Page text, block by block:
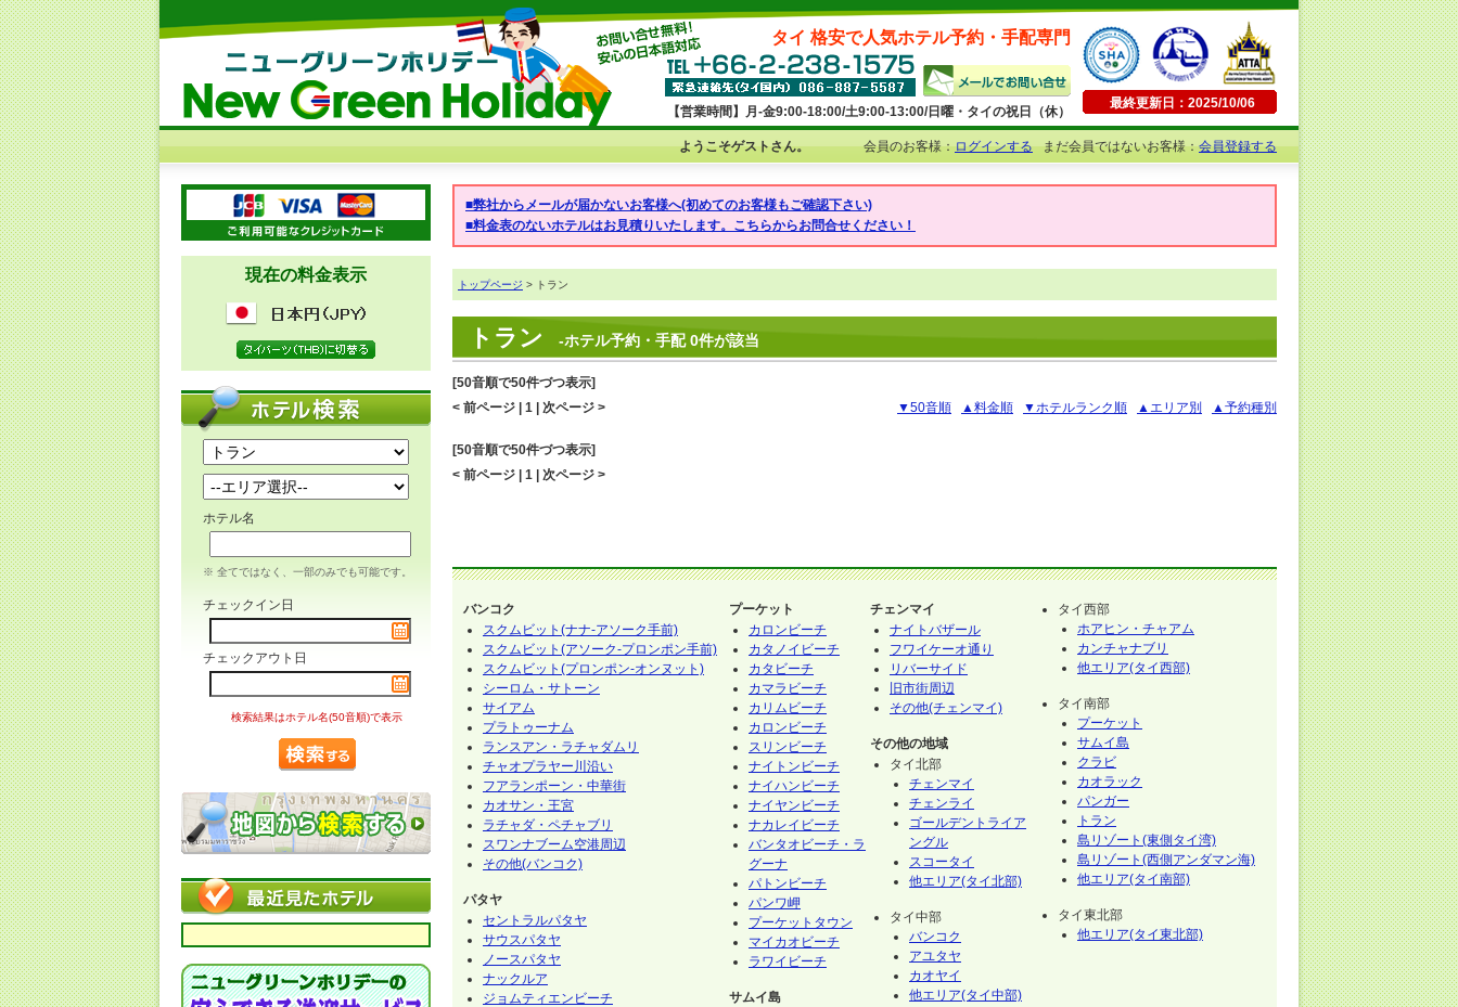
タイ 格安で人気ホテル予約・手配専門
【営業時間】月-金9:00-18:00/土9:00-13:00/日曜・タイの祝日（休）
最終更新日：2025/10/06
ようこそゲストさん。 会員のお客様：ログインするまだ会員ではないお客様：会員登録する
現在の料金表示
ホテル名
※ 全てではなく、一部のみでも可能です。
チェックイン日
チェックアウト日
検索結果はホテル名(50音順)で表示
■弊社からメールが届かないお客様へ(初めてのお客様もご確認下さい)
■料金表のないホテルはお見積りいたします。こちらからお問合せください！
トップページ > トラン
トラン -ホテル予約・手配 0件が該当
[50音順で50件づつ表示]
< 前ページ | 1 | 次ページ >
▼50音順 ▲料金順 ▼ホテルランク順 ▲エリア別 ▲予約種別
[50音順で50件づつ表示]
< 前ページ | 1 | 次ページ >
バンコク
スクムビット(ナナ-アソーク手前)
スクムビット(アソーク-プロンポン手前)
スクムビット(プロンポン-オンヌット)
シーロム・サトーン
サイアム
プラトゥーナム
ランスアン・ラチャダムリ
チャオプラヤー川沿い
フアランポーン・中華街
カオサン・王宮
ラチャダ・ペチャブリ
スワンナブーム空港周辺
その他(バンコク)
パタヤ
セントラルパタヤ
サウスパタヤ
ノースパタヤ
ナックルア
ジョムティエンビーチ
プーケット
カロンビーチ
カタノイビーチ
カタビーチ
カマラビーチ
カリムビーチ
カロンビーチ
スリンビーチ
ナイトンビーチ
ナイハンビーチ
ナイヤンビーチ
ナカレイビーチ
バンタオビーチ・ラ
グーナ
パトンビーチ
パンワ岬
プーケットタウン
マイカオビーチ
ラワイビーチ
サムイ島
チェンマイ
ナイトバザール
フワイケーオ通り
リバーサイド
旧市街周辺
その他(チェンマイ)
その他の地域
タイ北部
チェンマイ
チェンライ
ゴールデントライア
ングル
スコータイ
他エリア(タイ北部)
タイ中部
バンコク
アユタヤ
カオヤイ
他エリア(タイ中部)
タイ西部
ホアヒン・チャアム
カンチャナブリ
他エリア(タイ西部)
タイ南部
プーケット
サムイ島
クラビ
カオラック
パンガー
トラン
島リゾート(東側タイ湾)
島リゾート(西側アンダマン海)
他エリア(タイ南部)
タイ東北部
他エリア(タイ東北部)